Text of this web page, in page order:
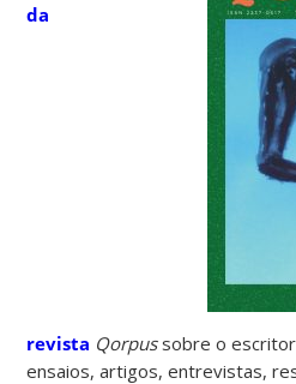
da
revista Qorpussobre o escritor
ensaios, artigos, entrevistas,